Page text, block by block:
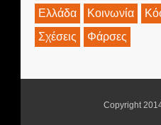
Ελλάδα
Κοινωνία
Σχέσεις
Φάρσες
Copyright